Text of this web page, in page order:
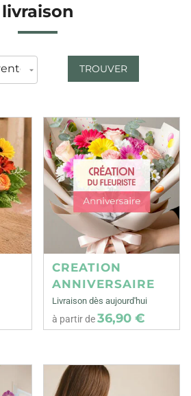
livraison
TROUVER
CREATION
ANNIVERSAIRE
Livraison dès aujourd'hui
à partir de36,90 €